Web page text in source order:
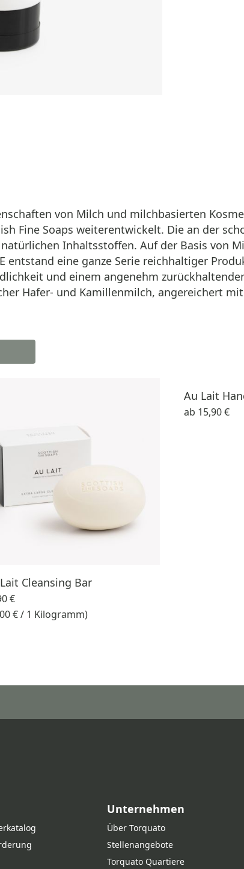
von Milch und milchbasierten
Fine Soaps weiterentwickelt. Die an der
Inhaltsstoffen. Auf der Basis von
eine ganze Serie reichhaltiger
und einem angenehm
Hafer- und Kamillenmilch, angereichert
Cleansing Bar
€
€ / 1 Kilogramm)
Au Lait
ab 15,90 €
Unternehmen
Über Torquato
Stellenangebote
Torquato Quartiere